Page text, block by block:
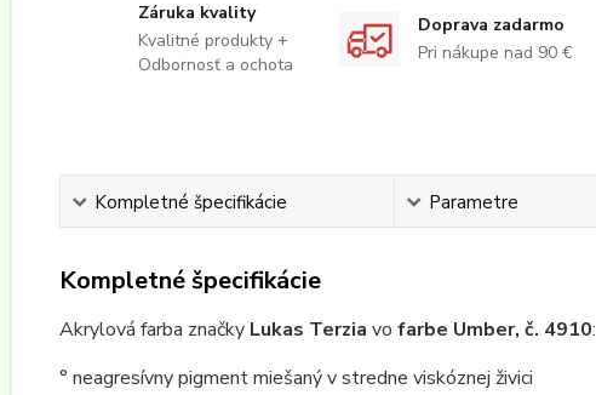
Záruka kvality
Kvalitné produkty +
Odbornosť a ochota
Doprava zadarmo
Pri nákupe nad 90 €
Kompletné špecifikácie Parametre
Kompletné špecifikácie
Akrylová farba značky Lukas Terzia vo farbe Umber, č. 4910:
° neagresívny pigment miešaný v stredne viskóznej živici